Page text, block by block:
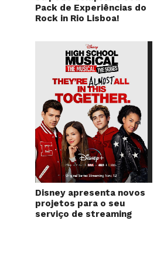
Pack de Experiências do
Rock in Rio Lisboa!
Disney apresenta novos
projetos para o seu
serviço de streaming